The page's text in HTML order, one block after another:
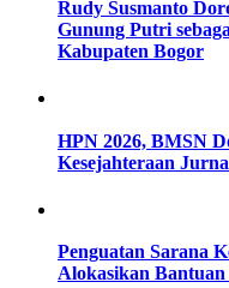
Rudy Susmanto
Gunung Putri
Kabupaten Bogor
HPN 2026, BMSN
Kesejahteraan
Penguatan Sarana
Alokasikan